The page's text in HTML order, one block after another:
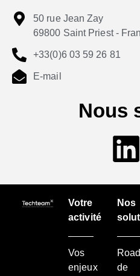
50 rue Jean Zay
69800 Saint Priest -
+33(0)6 03 59 26 81
E-mail
Nous
Votre
activité
Vos
enjeux
Nos
de